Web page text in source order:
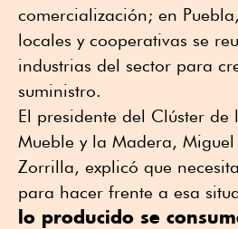
comercialización; en
locales y cooperativas se
industrias del sector para
suministro.
El presidente del Clúster de
Mueble y la Madera,
Zorrilla, explicó que
para hacer frente a esa
lo producido se